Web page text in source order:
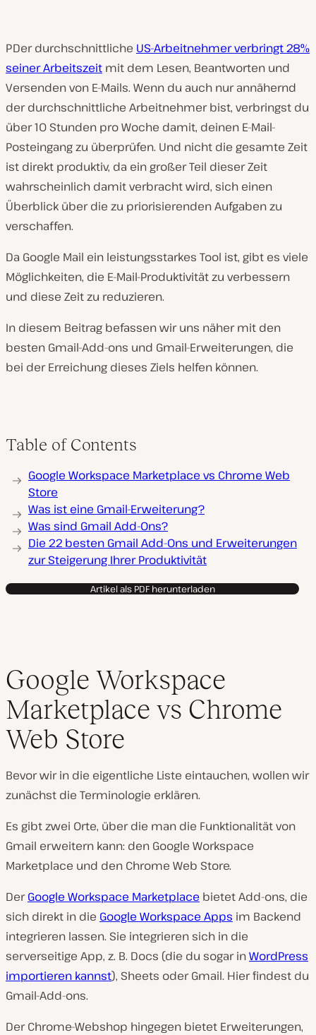
PDer durchschnittliche US-Arbeitnehmer verbringt 28%
seiner Arbeitszeit mit dem Lesen, Beantworten und
Versenden von E-Mails. Wenn du auch nur annähernd
der durchschnittliche Arbeitnehmer bist, verbringst du
über 10 Stunden pro Woche damit, deinen E-Mail-
Posteingang zu überprüfen. Und nicht die gesamte Zeit
ist direkt produktiv, da ein großer Teil dieser Zeit
wahrscheinlich damit verbracht wird, sich einen
Überblick über die zu priorisierenden Aufgaben zu
verschaffen.
Da Google Mail ein leistungsstarkes Tool ist, gibt es viele
Möglichkeiten, die E-Mail-Produktivität zu verbessern
und diese Zeit zu reduzieren.
In diesem Beitrag befassen wir uns näher mit den
besten Gmail-Add-ons und Gmail-Erweiterungen, die
bei der Erreichung dieses Ziels helfen können.
Table of Contents
Google Workspace Marketplace vs Chrome Web
Store
Was ist eine Gmail-Erweiterung?
Was sind Gmail Add-Ons?
Die 22 besten Gmail Add-Ons und Erweiterungen
zur Steigerung Ihrer Produktivität
Artikel als PDF herunterladen
Google Workspace
Marketplace vs Chrome
Web Store
Bevor wir in die eigentliche Liste eintauchen, wollen wir
zunächst die Terminologie erklären.
Es gibt zwei Orte, über die man die Funktionalität von
Gmail erweitern kann: den Google Workspace
Marketplace und den Chrome Web Store.
DerGoogle Workspace Marketplace bietet Add-ons, die
sich direkt in die Google Workspace Apps im Backend
integrieren lassen. Sie integrieren sich in die
serverseitige App, z. B. Docs (die du sogar inWordPress
importieren kannst), Sheets oder Gmail. Hier findest du
Gmail-Add-ons.
Der Chrome-Webshop hingegen bietet Erweiterungen,